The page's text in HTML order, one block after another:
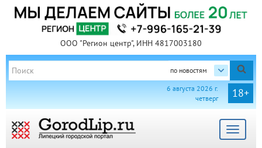
ООО "Регион центр", ИНН 4817003180
по новостям
18+
6 августа 2026 г.
четверг
Toggle